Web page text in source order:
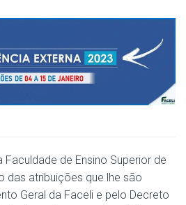
de Ensino Superior de
das atribuições que lhe são
Geral da Faceli e pelo Decreto